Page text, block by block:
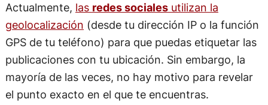
Actualmente, las redes socialesutilizan la
geolocalización (desde tu dirección IP o la función
GPS de tu teléfono) para que puedas etiquetar las
publicaciones con tu ubicación. Sin embargo, la
mayoría de las veces, no hay motivo para revelar
el punto exacto en el que te encuentras.